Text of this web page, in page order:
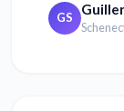
GS